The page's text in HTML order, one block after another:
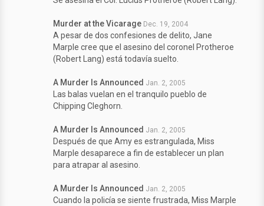
Murder at the Vicarage Dec. 19, 2004
A pesar de dos confesiones de delito, Jane
Marple cree que el asesino del coronel Protheroe
(Robert Lang) está todavía suelto.
A Murder Is Announced Jan. 2, 2005
Las balas vuelan en el tranquilo pueblo de
Chipping Cleghorn.
A Murder Is Announced Jan. 2, 2005
Después de que Amy es estrangulada, Miss
Marple desaparece a fin de establecer un plan
para atrapar al asesino.
A Murder Is Announced Jan. 2, 2005
Cuando la policía se siente frustrada, Miss Marple